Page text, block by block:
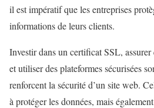
il est impératif que les entreprises
informations de leurs clients.
Investir dans un certificat SSL,
et utiliser des plateformes sécurisées
renforcent la sécurité d’un site web.
à protéger les données, mais